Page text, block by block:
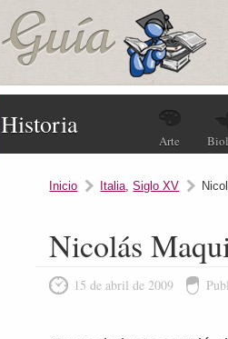
Historia
Arte
Inicio Italia,Siglo XV
Nicolás
15 de abril de 2009